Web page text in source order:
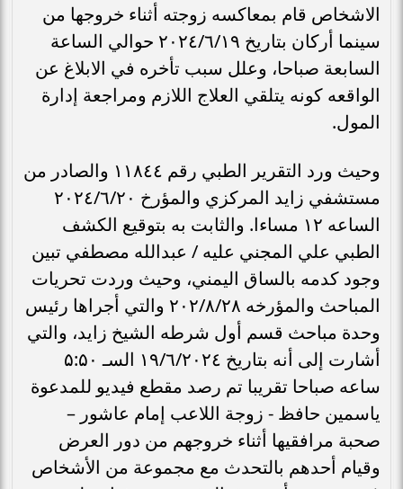
الاشخاص قام بمعاكسه زوجته أثناء خروجها من
سينما أركان بتاريخ ٢٠٢٤/٦/١٩ حوالي الساعة
السابعة صباحا، وعلل سبب تأخره في الابلاغ عن
الواقعه كونه يتلقي العلاج اللازم ومراجعة إدارة
المول.
وحيث ورد التقرير الطبي رقم ١١٨٤٤ والصادر من
مستشفي زايد المركزي والمؤرخ ٢٠٢٤/٦/۲۰
الساعه ١٢ مساءا. والثابت به بتوقيع الكشف
الطبي علي المجني عليه / عبدالله مصطفي تبين
وجود كدمه بالساق اليمني، وحيث وردت تحريات
المباحث والمؤرخه ۲۰۲/۸/۲۸ والتي أجراها رئيس
وحدة مباحث قسم أول شرطه الشيخ زايد، والتي
أشارت إلى أنه بتاريخ ١٩/٦/٢٠٢٤ السـ ۵:۵۰
ساعه صباحا تقريبا تم رصد مقطع فيديو للمدعوة
ياسمين حافظ - زوجة اللاعب إمام عاشور –
صحبة مرافقيها أثناء خروجهم من دور العرض
وقيام أحدهم بالتحدث مع مجموعة من الأشخاص